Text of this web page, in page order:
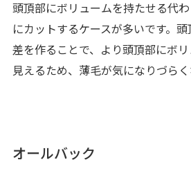
頭頂部にボリュームを持たせる代
にカットするケースが多いです。
差を作ることで、より頭頂部にボ
見えるため、薄毛が気になりづらく
オールバック